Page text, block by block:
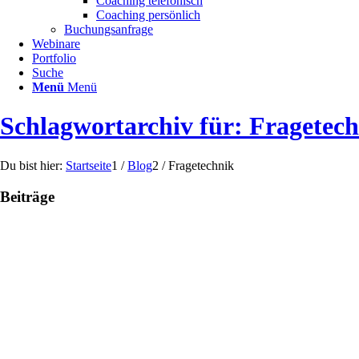
Coaching persönlich
Buchungsanfrage
Webinare
Portfolio
Suche
Menü Menü
Schlagwortarchiv für:
Du bist hier: Startseite1 / Blog2 / Fragetechnik
Beiträge